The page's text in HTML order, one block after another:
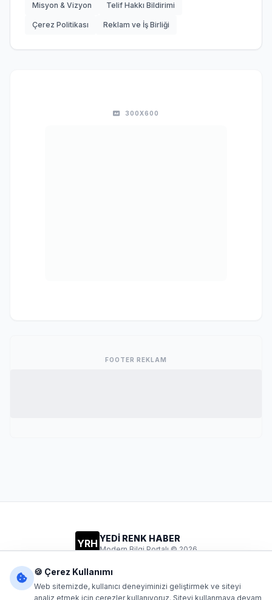
Misyon & Vizyon Telif Hakkı Bildirimi
Çerez Politikası Reklam ve İş Birliği
300X600
FOOTER REKLAM
YRH YEDİ RENK HABER
Modern Bilgi Portalı © 2026
🍪 Çerez Kullanımı
Web sitemizde, kullanıcı deneyiminizi geliştirmek ve siteyi
analiz etmek için çerezler kullanıyoruz. Siteyi kullanmaya devam